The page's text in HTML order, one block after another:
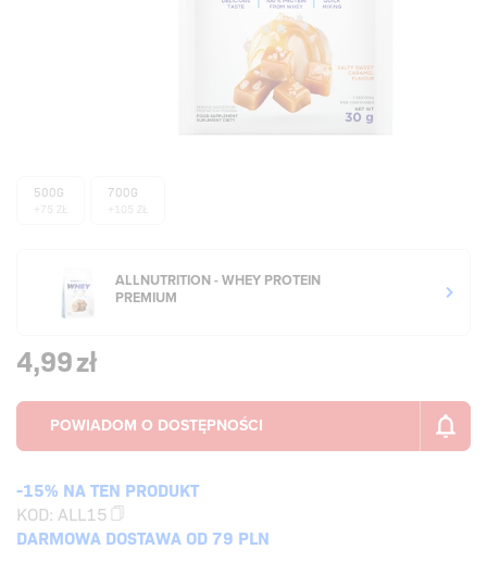
500G
+75 ZŁ
700G
+105 ZŁ
ALLNUTRITION - WHEY PROTEIN
PREMIUM
4,99zł
-15% NA TEN PRODUKT
KOD: ALL15
DARMOWA DOSTAWA OD 79 PLN